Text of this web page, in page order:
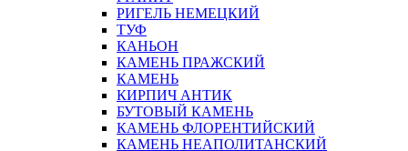
РИГЕЛЬ НЕМЕЦКИЙ
ТУФ
КАНЬОН
КАМЕНЬ ПРАЖСКИЙ
КАМЕНЬ
КИРПИЧ АНТИК
БУТОВЫЙ КАМЕНЬ
КАМЕНЬ ФЛОРЕНТИЙСКИЙ
КАМЕНЬ НЕАПОЛИТАНСКИЙ